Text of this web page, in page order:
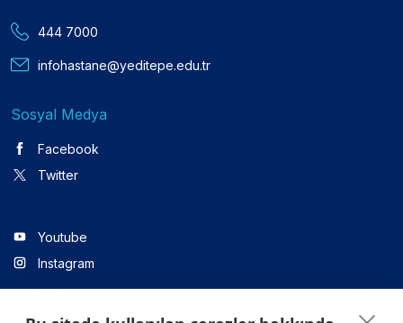
444 7000
infohastane@yeditepe.edu.tr
Sosyal Medya
Facebook
Twitter
Youtube
Instagram